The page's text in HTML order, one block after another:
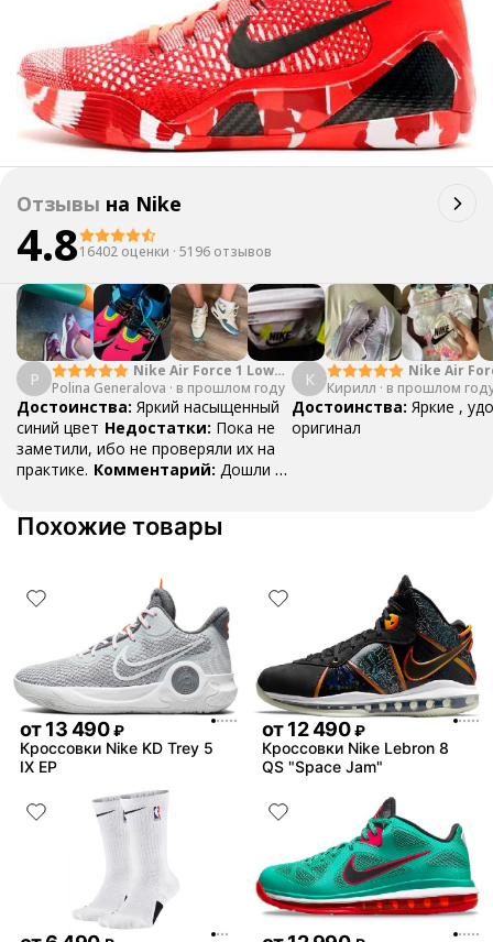
Отзывы на Nike
4.816402 оценки · 5196 отзывов
P
Nike Air Force 1 Low
College Pack White
Blue
Polina Generalova · в прошлом году
Достоинства: Яркий насыщенный
синий цвет Недостатки: Пока не
заметили, ибо не проверяли их на
практике. Комментарий: Дошли за
К
Nike Air
Yellow
Кирилл · в прошлом
Достоинства: Яркие ,
оригинал
Похожие товары
от13 490 ₽
Кроссовки Nike KD Trey 5
IX EP
от12 490 ₽
Кроссовки Nike Lebron 8
QS "Space Jam"